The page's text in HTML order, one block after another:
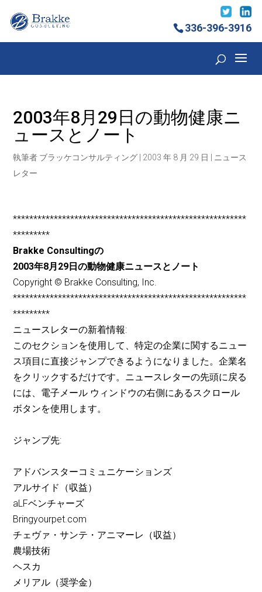
336-396-3916
2003年8月29日の動物健康ニ
ュースとノート
執筆者 ブラッケコンサルティング 2003 年 8 月 29 日
ニュース
レター
*********************************************************
*********
Brakke Consultingの
2003年8月29日の動物健康ニュースとノート
Copyright © Brakke Consulting, Inc.
*********************************************************
*********
ニュースレターの新着情報:
このセクションを使用して、特定の企業に関するニュー
ス項目に直接ジャンプできるようになりました。企業名
をクリックするだけです。ニュースレターの先頭に戻る
には、電子メール ウィンドウの右側にあるスクロール
ボタンを使用します。
ジャンプ先:
アドバンスターコミュニケーションズ
アルサイド（収益）
aLFベンチャーズ
Bringyourpet.com
チェヴァ・サンテ・アニマーレ（収益）
農場技術
ヘスカ
メリアル（奨学金）